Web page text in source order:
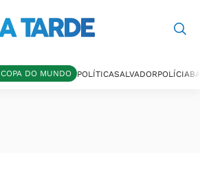
COPA DO MUNDO POLÍTICASALVADORPOLÍCIA